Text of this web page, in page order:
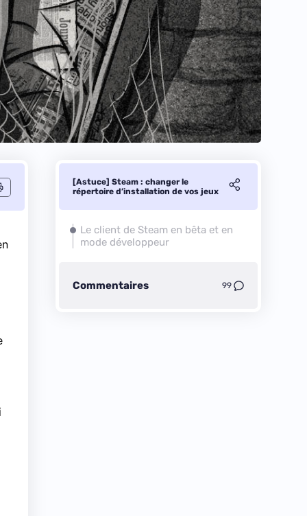
[Astuce] Steam : changer le
répertoire d’installation de vos jeux
Le client de Steam en bêta et en
mode développeur
Commentaires 99